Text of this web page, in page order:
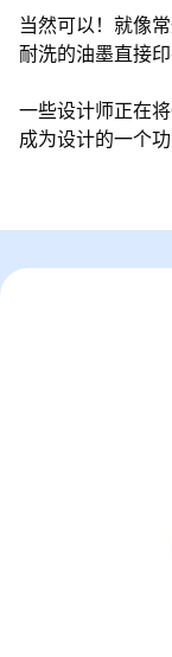
当然可以！就像
耐洗的油墨直接
一些设计师正在
成为设计的一个功